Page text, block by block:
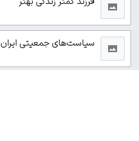
سیاست‌های جمعیتی ایران